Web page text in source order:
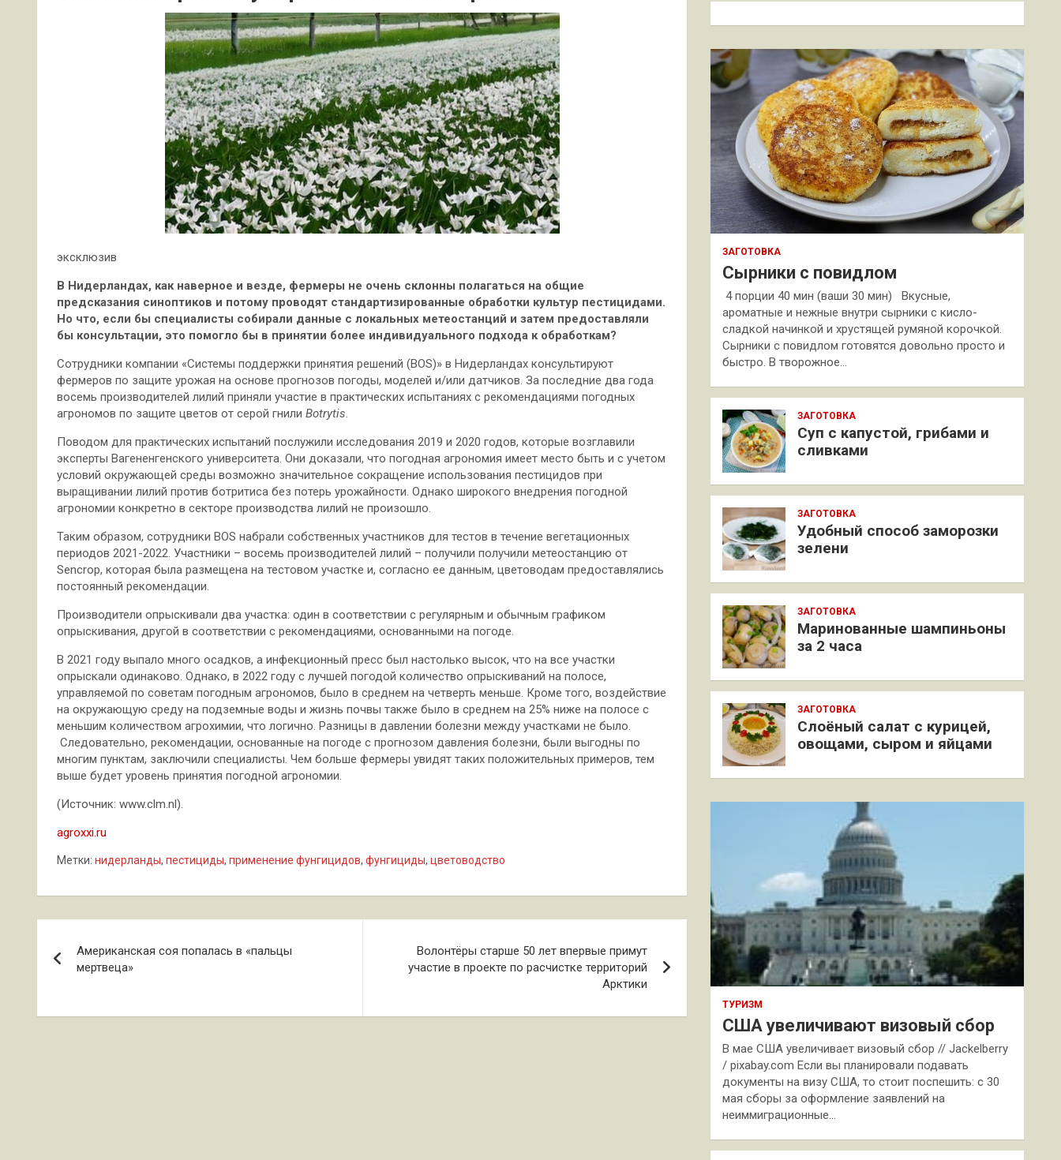
эксклюзив
В Нидерландах, как наверное и везде, фермеры не очень склонны полагаться на общие
предсказания синоптиков и потому проводят стандартизированные обработки культур пестицидами.
Но что, если бы специалисты собирали данные с локальных метеостанций и затем предоставляли
бы консультации, это помогло бы в принятии более индивидуального подхода к обработкам?
Сотрудники компании «Системы поддержки принятия решений (BOS)» в Нидерландах консультируют
фермеров по защите урожая на основе прогнозов погоды, моделей и/или датчиков. За последние два года
восемь производителей лилий приняли участие в практических испытаниях с рекомендациями погодных
агрономов по защите цветов от серой гнили Botrytis.
Поводом для практических испытаний послужили исследования 2019 и 2020 годов, которые возглавили
эксперты Вагененгенского университета. Они доказали, что погодная агрономия имеет место быть и с учетом
условий окружающей среды возможно значительное сокращение использования пестицидов при
выращивании лилий против ботритиса без потерь урожайности. Однако широкого внедрения погодной
агрономии конкретно в секторе производства лилий не произошло.
Таким образом, сотрудники BOS набрали собственных участников для тестов в течение вегетационных
периодов 2021-2022. Участники – восемь производителей лилий – получили получили метеостанцию ​​от
Sencrop, которая была размещена на тестовом участке и, согласно ее данным, цветоводам предоставлялись
постоянный рекомендации.
Производители опрыскивали два участка: один в соответствии с регулярным и обычным графиком
опрыскивания, другой в соответствии с рекомендациями, основанными на погоде.
В 2021 году выпало много осадков, а инфекционный пресс был настолько высок, что на все участки
опрыскали одинаково. Однако, в 2022 году с лучшей погодой количество опрыскиваний на полосе,
управляемой по советам погодным агрономов, было в среднем на четверть меньше. Кроме того, воздействие
на окружающую среду на подземные воды и жизнь почвы также было в среднем на 25% ниже на полосе с
меньшим количеством агрохимии, что логично. Разницы в давлении болезни между участками не было.
Следовательно, рекомендации, основанные на погоде с прогнозом давления болезни, были выгодны по
многим пунктам, заключили специалисты. Чем больше фермеры увидят таких положительных примеров, тем
выше будет уровень принятия погодной агрономии.
(Источник: www.clm.nl).
agroxxi.ru
Метки: нидерланды, пестициды, применение фунгицидов, фунгициды, цветоводство
по
Американская соя попалась в «пальцы
мертвеца»
Волонтёры старше 50 лет впервые примут
участие в проекте по расчистке территорий
Арктики
к
ЗАГОТОВКА
Сырники с повидлом
4 порции 40 мин (ваши 30 мин) Вкусные,
ароматные и нежные внутри сырники с кисло-
сладкой начинкой и хрустящей румяной корочкой.
Сырники с повидлом готовятся довольно просто и
быстро. В творожное…
ЗАГОТОВКА
Суп с капустой, грибами и
сливками
ЗАГОТОВКА
Удобный способ заморозки
зелени
ЗАГОТОВКА
Маринованные шампиньоны
за 2 часа
ЗАГОТОВКА
Слоёный салат с курицей,
овощами, сыром и яйцами
ТУРИЗМ
США увеличивают визовый сбор
В мае США увеличивает визовый сбор // Jackelberry
/ pixabay.com Если вы планировали подавать
документы на визу США, то стоит поспешить: с 30
мая сборы за оформление заявлений на
неиммиграционные…